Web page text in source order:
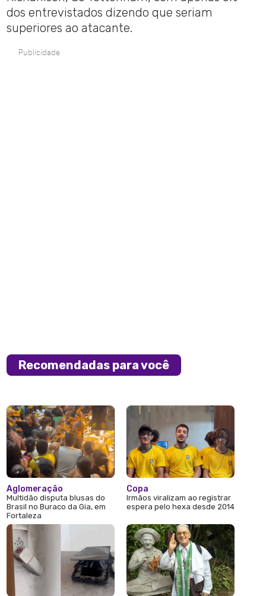
dos entrevistados dizendo que seriam
superiores ao atacante.
Publicidade
Recomendadas para você
Aglomeração
Multidão disputa blusas do
Brasil no Buraco da Gia, em
Fortaleza
Copa
Irmãos viralizam ao registrar
espera pelo hexa desde 2014